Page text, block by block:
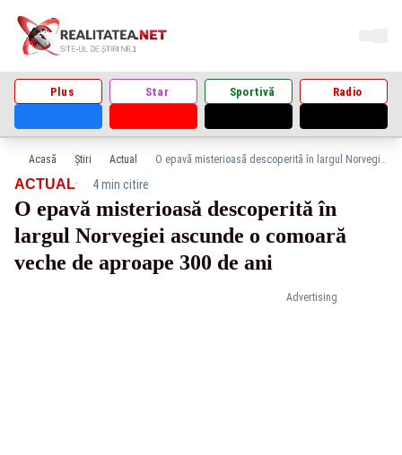
Plus Star Sportivă Radio
Acasă Știri Actual O epavă misterioasă descoperită în largul Norvegiei ascunde o comoară veche de aproape 300 de ani
Advertising
ACTUAL· 4 min citire
O epavă misterioasă descoperită în
largul Norvegiei ascunde o comoară
veche de aproape 300 de ani